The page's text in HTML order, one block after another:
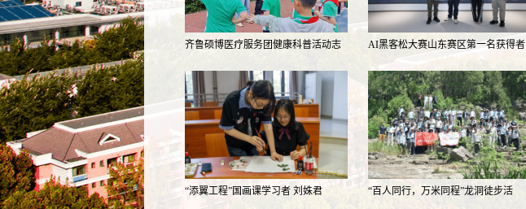
齐鲁硕博医疗服务团健康科普活动志
愿…
AI黑客松大赛山东赛区第一名获得者
…
“添翼工程”国画课学习者 刘姝君 “百人同行，万米同程”龙洞徒步活